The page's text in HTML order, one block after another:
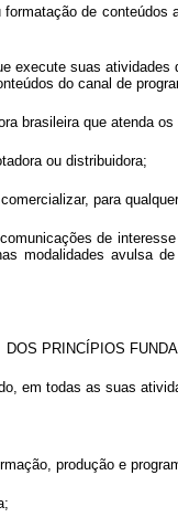
de
execute suas
do canal de
brasileira que atenda
ou distribuidora;
para
de
modalidades avulsa
DOS PRINCÍPIOS
em todas as suas
produção e